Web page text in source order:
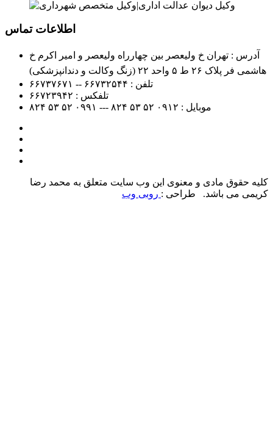
اطلاعات تماس
آدرس : تهران خ ولیعصر بین چهارراه ولیعصر و امیر اکرم خ
هاشمی فر پلاک ۲۶ ط ۵ واحد ۲۲ (زنگ وکالت و دندانپزشکی)
تلفن : ۶۶۷۳۲۵۴۴ -- ۶۶۷۳۷۶۷۱
تلفکس : ۶۶۷۲۳۹۴۲
موبایل : ۰۹۱۲ ۵۲ ۵۳ ۸۲۴ --- ۰۹۹۱ ۵۲ ۵۳ ۸۲۴
کلیه حقوق مادی و معنوی این وب سایت متعلق به محمد رضا
کریمی می باشد. طراحی : روبی وب